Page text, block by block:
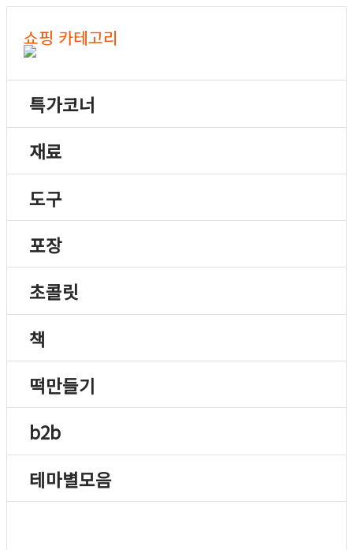
쇼핑 카테고리
특가코너
재료
도구
포장
초콜릿
책
떡만들기
b2b
테마별모음